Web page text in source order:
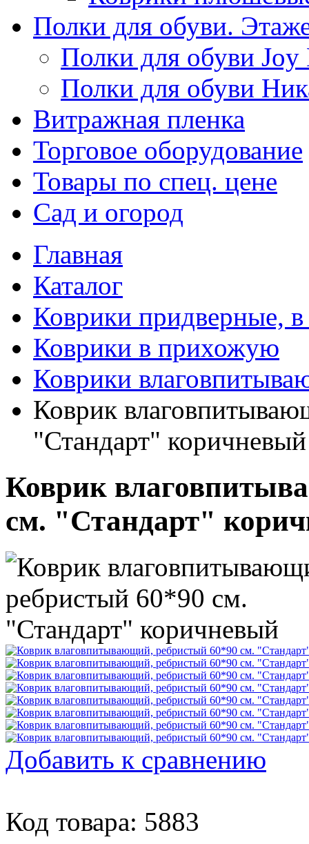
Полки для обуви.
Полки для обуви Joy
Полки для обуви
Витражная пленка
Торговое оборудование
Товары по спец. цене
Сад и огород
Главная
Каталог
Коврики придверные,
Коврики в прихожую
Коврики
Коврик
"Стандарт" коричневый
Коврик
см. "Стандарт"
Добавить к сравнению
Код товара: 5883